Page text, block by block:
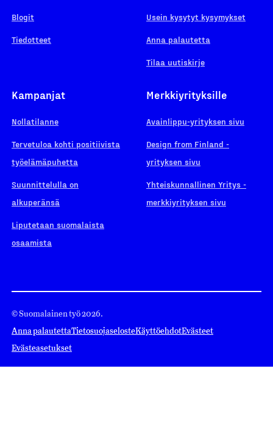
Blogit
Tiedotteet
Usein kysytyt kysymykset
Anna palautetta
Tilaa uutiskirje
Kampanjat
Nollatilanne
Tervetuloa kohti positiivista
työelämäpuhetta
Suunnittelulla on
alkuperänsä
Liputetaan suomalaista
osaamista
Merkkiyrityksille
Avainlippu-yrityksen sivu
Design from Finland -
yrityksen sivu
Yhteiskunnallinen Yritys -
merkkiyrityksen sivu
© Suomalainen työ 2026.
Anna palautettaTietosuojaselosteKäyttöehdotEvästeet
Evästeasetukset